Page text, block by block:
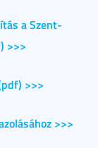
a Szent-
>>>
>>>
>>>